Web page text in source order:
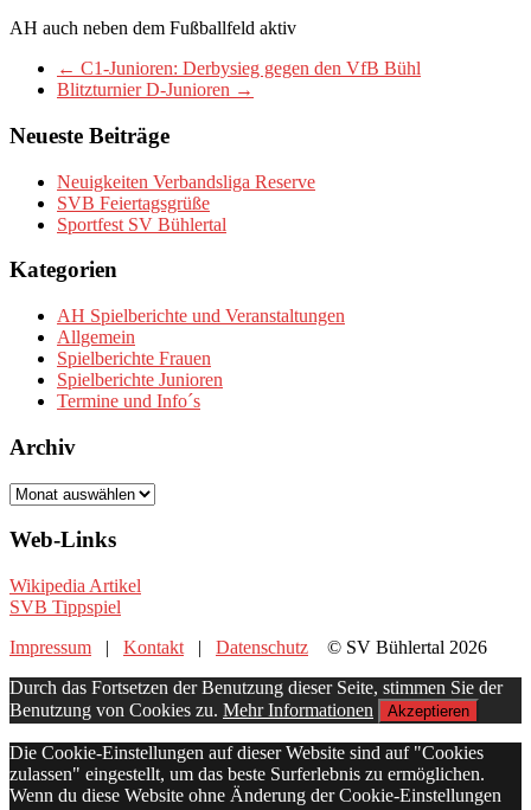
AH auch neben dem Fußballfeld aktiv
← C1-Junioren: Derbysieg gegen den VfB Bühl
Blitzturnier D-Junioren →
Neueste Beiträge
Neuigkeiten Verbandsliga Reserve
SVB Feiertagsgrüße
Sportfest SV Bühlertal
Kategorien
AH Spielberichte und Veranstaltungen
Allgemein
Spielberichte Frauen
Spielberichte Junioren
Termine und Info´s
Archiv
Archiv
Web-Links
Wikipedia Artikel
SVB Tippspiel
Impressum | Kontakt | Datenschutz © SV Bühlertal 2026
Durch das Fortsetzen der Benutzung dieser Seite, stimmen Sie der
Benutzung von Cookies zu. Mehr Informationen Akzeptieren
Die Cookie-Einstellungen auf dieser Website sind auf "Cookies
zulassen" eingestellt, um das beste Surferlebnis zu ermöglichen.
Wenn du diese Website ohne Änderung der Cookie-Einstellungen